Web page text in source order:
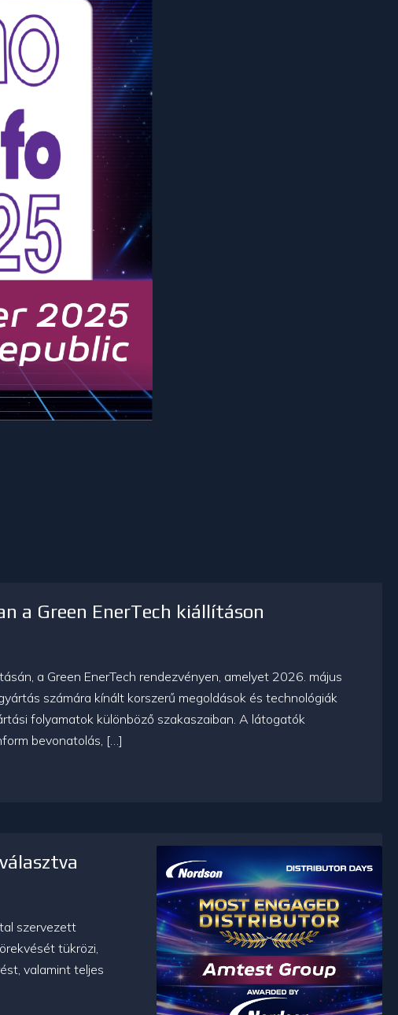
a Green EnerTech kiállításon
a Green EnerTech rendezvényen, amelyet 2026. május
számára kínált korszerű megoldások és technológiák
folyamatok különböző szakaszaiban. A látogatók
bevonatolás, […]
szervezett
tükrözi,
valamint teljes